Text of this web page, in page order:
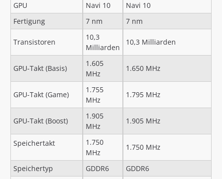
GPU
Navi 10
Navi 10
Fertigung
7 nm 7 nm
Transistoren
10,3
Milliarden
10,3 Milliarden
GPU-Takt (Basis)
1.605
MHz
1.650 MHz
GPU-Takt (Game)
1.755
MHz
1.795 MHz
GPU-Takt (Boost)
1.905
MHz
1.905 MHz
Speichertakt
1.750
MHz
1.750 MHz
Speichertyp GDDR6
GDDR6